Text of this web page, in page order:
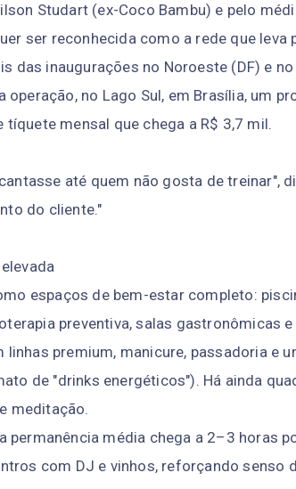
Studart (ex-Coco Bambu) e pelo
ser reconhecida como a rede que leva
das inaugurações no Noroeste (DF) e no
no Lago Sul, em Brasília, um
mensal que chega a R$ 3,7 mil.
até quem não gosta de treinar",
do cliente."
espaços de bem-estar completo:
preventiva, salas gastronômicas
premium, manicure, passadoria e
de "drinks energéticos"). Há ainda
meditação.
permanência média chega a 2–3 horas
com DJ e vinhos, reforçando senso